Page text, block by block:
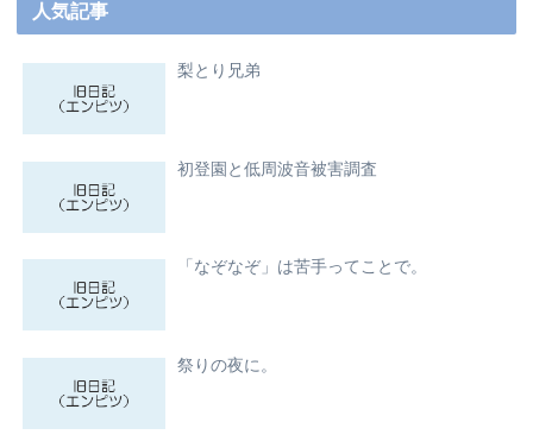
人気記事
梨とり兄弟
初登園と低周波音被害調査
「なぞなぞ」は苦手ってことで。
祭りの夜に。